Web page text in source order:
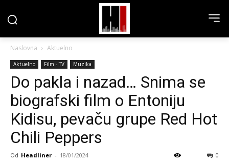
Naslovna Aktuelno
Aktuelno Film - TV Muzika
Do pakla i nazad… Snima se
biografski film o Entoniju
Kidisu, pevaču grupe Red Hot
Chili Peppers
Od Headliner - 18/01/2024 0